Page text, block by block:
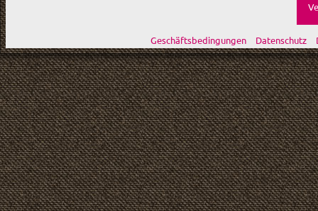
Geschäftsbedingungen Datenschutz